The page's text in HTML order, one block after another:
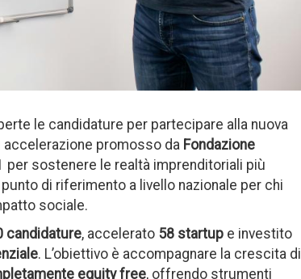
le candidature per partecipare alla nuova
accelerazione promosso da Fondazione
per sostenere le realtà imprenditoriali più
di riferimento a livello nazionale per chi
sociale.
candidature, accelerato 58 startup e investito
. L’obiettivo è accompagnare la crescita di
equity free, offrendo strumenti